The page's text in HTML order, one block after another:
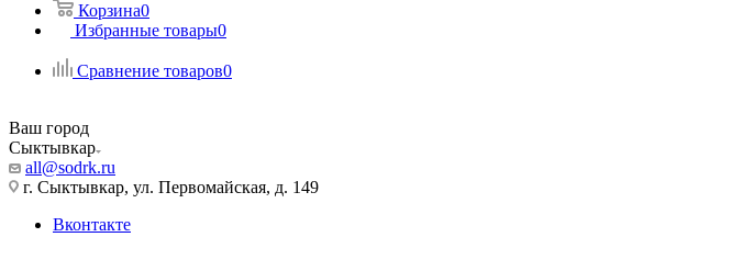
Корзина0
Избранные товары0
Сравнение товаров0
Ваш город
Сыктывкар
all@sodrk.ru
г. Сыктывкар, ул. Первомайская, д. 149
Вконтакте